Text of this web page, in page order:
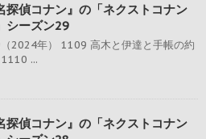
探偵コナン』の「ネクストコナン
シーズン29
2024年） 1109 高木と伊達と手帳の約
...
探偵コナン』の「ネクストコナン